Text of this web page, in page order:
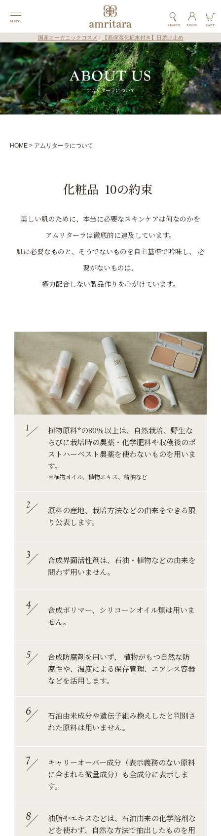
国産オーガニックコスメ 【高保湿化粧水付き】日焼け止め
アムリターラについて
HOME アムリターラについて
化粧品 10の約束
美しい肌のために、 本当に必要なスキンケアは何なのかを
アムリターラは徹底的に追及しています。
肌に必要なものと、そうでないものを自主基準で吟味し、
必
要がないものは、
極力配合しない製品作りを心がけています。
植物原料*の80％以上は、自然栽培、野生な
らびに栽培時の農薬・化学肥料や収穫後のポ
ストハーベスト農薬を使わないものを用いま
す。
＊植物オイル、植物エキス、精油など
原料の産地、栽培方法などの由来をできる限
り公表します。
合成界面活性剤は、 石油・植物などの由来を
問わず用いません。
合成ポリマー、シリコーンオイル類は用いま
せん。
合成防腐剤を用いず、
植物がもつ自然な防
腐性や、温度による保存管理、 エアレス容器
などを活用します。
石油由来成分や遺伝子組み換えしたと判別さ
れた原料は用いません。
キャリーオーバー成分（表示義務のない原料
に含まれる微量成分）も全成分に表示しま
す。
油脂やエキスなどは、石油由来の化学溶剤な
どを使わず、自然な方法で抽出したものを用